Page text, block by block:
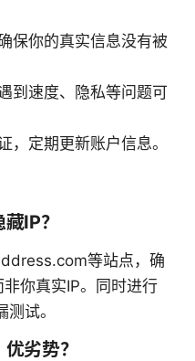
保你的真实信息没有被
到速度、隐私等问题可
，定期更新账户信息。
IP？
等站点，确
你真实IP。同时进行
试。
劣势？